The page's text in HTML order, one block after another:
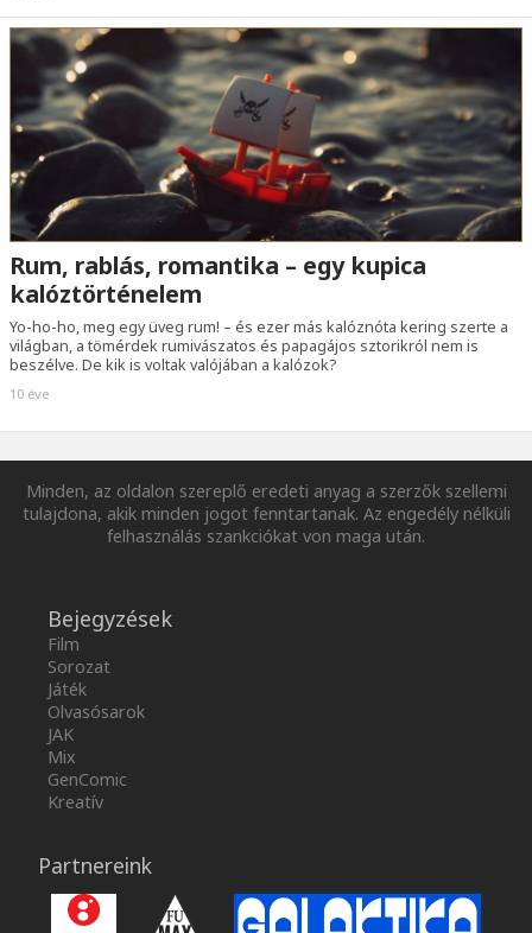
Rum, rablás, romantika – egy kupica
kalóztörténelem
Yo-ho-ho, meg egy üveg rum! – és ezer más kalóznóta kering szerte a
világban, a tömérdek rumivászatos és papagájos sztorikról nem is
beszélve. De kik is voltak valójában a kalózok?
10 éve
Minden, az oldalon szereplő eredeti anyag a szerzők szellemi
tulajdona, akik minden jogot fenntartanak. Az engedély nélküli
felhasználás szankciókat von maga után.
Bejegyzések
Film
Sorozat
Játék
Olvasósarok
JAK
Mix
GenComic
Kreatív
Partnereink